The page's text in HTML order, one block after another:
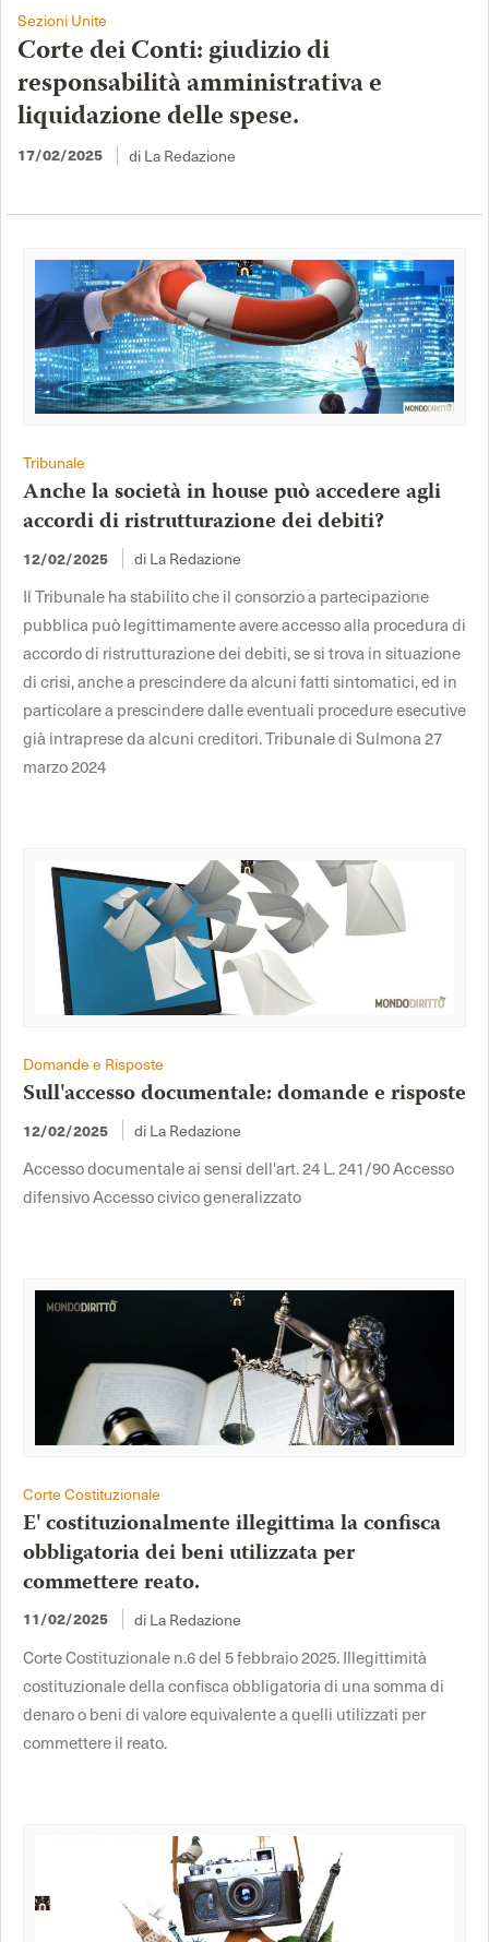
Sezioni Unite
Corte dei Conti: giudizio di
responsabilità amministrativa e
liquidazione delle spese.
17/02/2025 di La Redazione
Tribunale
Anche la società in house può accedere agli
accordi di ristrutturazione dei debiti?
12/02/2025 di La Redazione
Il Tribunale ha stabilito che il consorzio a partecipazione
pubblica può legittimamente avere accesso alla procedura di
accordo di ristrutturazione dei debiti, se si trova in situazione
di crisi, anche a prescindere da alcuni fatti sintomatici, ed in
particolare a prescindere dalle eventuali procedure esecutive
già intraprese da alcuni creditori. Tribunale di Sulmona 27
marzo 2024
Domande e Risposte
Sull'accesso documentale: domande e risposte
12/02/2025 di La Redazione
Accesso documentale ai sensi dell'art. 24 L. 241/90 Accesso
difensivo Accesso civico generalizzato
Corte Costituzionale
E' costituzionalmente illegittima la confisca
obbligatoria dei beni utilizzata per
commettere reato.
11/02/2025 di La Redazione
Corte Costituzionale n.6 del 5 febbraio 2025. Illegittimità
costituzionale della confisca obbligatoria di una somma di
denaro o beni di valore equivalente a quelli utilizzati per
commettere il reato.